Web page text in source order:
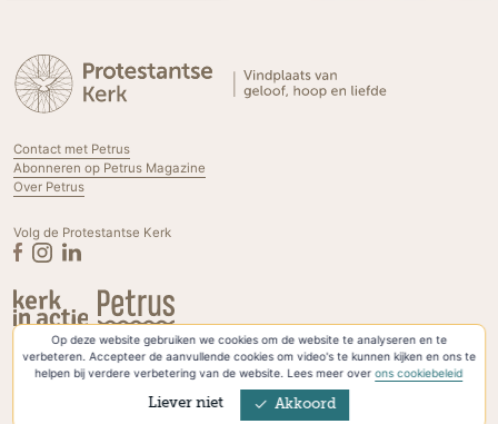
Op deze website gebruiken we cookies om de website te analyseren en te
verbeteren. Accepteer de aanvullende cookies om video's te kunnen kijken en ons te
helpen bij verdere verbetering van de website. Lees meer overons cookiebeleid
Liever niet Akkoord
Contact met Petrus
Abonneren op Petrus Magazine
Over Petrus
Volg de Protestantse Kerk
Privacyverklaring & Cookies